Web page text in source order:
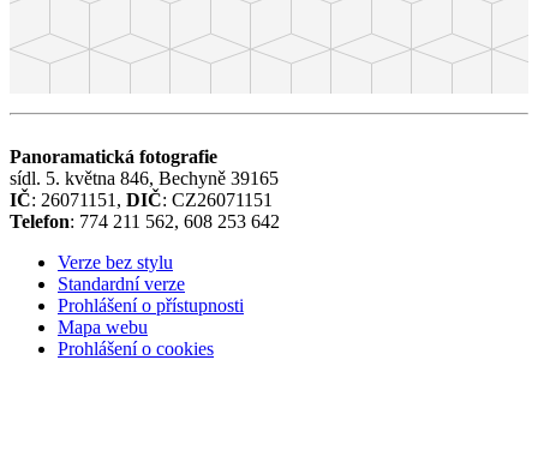
Panoramatická fotografie
sídl. 5. května 846, Bechyně 39165
IČ: 26071151, DIČ: CZ26071151
Telefon: 774 211 562, 608 253 642
Verze bez stylu
Standardní verze
Prohlášení o přístupnosti
Mapa webu
Prohlášení o cookies